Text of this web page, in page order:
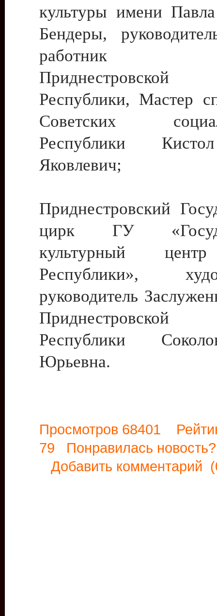
культуры имени
Бендеры,
работник
Приднестровской
Республики, Мастер
Советских
Республики
Яковлевич;
Приднестровский
цирк ГУ
культурный
Республики»,
руководитель
Приднестровской
Республики
Юрьевна.
Просмотров 68401
79 Понравилась
Добавить комментарий